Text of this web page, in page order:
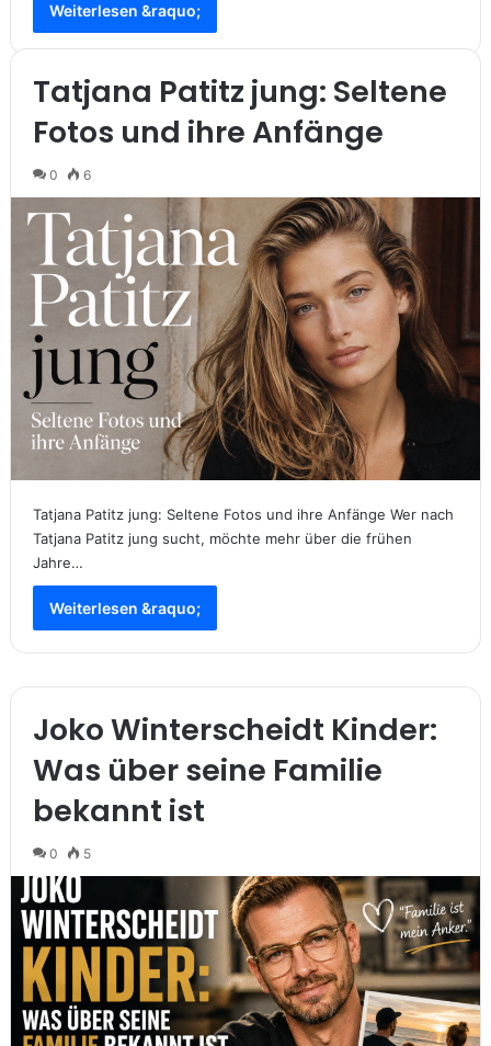
Weiterlesen &raquo;
Tatjana Patitz jung: Seltene
Fotos und ihre Anfänge
0 6
Tatjana Patitz jung: Seltene Fotos und ihre Anfänge Wer nach
Tatjana Patitz jung sucht, möchte mehr über die frühen
Jahre…
Weiterlesen &raquo;
Joko Winterscheidt Kinder:
Was über seine Familie
bekannt ist
0 5